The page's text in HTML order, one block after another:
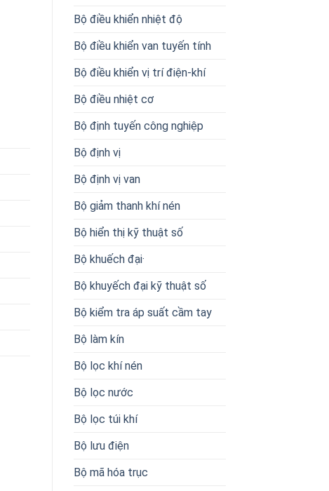
Bộ điều khiển nhiệt độ
Bộ điều khiển van tuyến tính
Bộ điều khiển vị trí điện-khí
Bộ điều nhiệt cơ
Bộ định tuyến công nghiệp
Bộ định vị
Bộ định vị van
Bộ giảm thanh khí nén
Bộ hiển thị kỹ thuật số
Bộ khuếch đại·
Bộ khuyếch đại kỹ thuật số
Bộ kiểm tra áp suất cầm tay
Bộ làm kín
Bộ lọc khí nén
Bộ lọc nước
Bộ lọc túi khí
Bộ lưu điện
Bộ mã hóa trục